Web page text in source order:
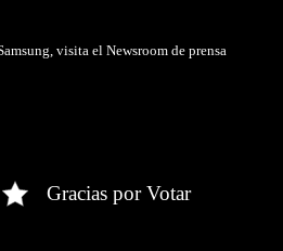
visita el Newsroom de prensa
Gracias por Votar